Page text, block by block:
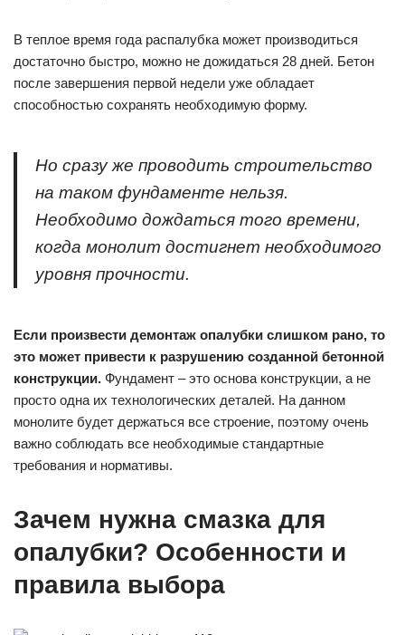
В теплое время года распалубка может производиться
достаточно быстро, можно не дожидаться 28 дней. Бетон
после завершения первой недели уже обладает
способностью сохранять необходимую форму.
Но сразу же проводить строительство
на таком фундаменте нельзя.
Необходимо дождаться того времени,
когда монолит достигнет необходимого
уровня прочности.
Если произвести демонтаж опалубки слишком рано, то
это может привести к разрушению созданной бетонной
конструкции. Фундамент – это основа конструкции, а не
просто одна их технологических деталей. На данном
монолите будет держаться все строение, поэтому очень
важно соблюдать все необходимые стандартные
требования и нормативы.
Зачем нужна смазка для
опалубки? Особенности и
правила выбора